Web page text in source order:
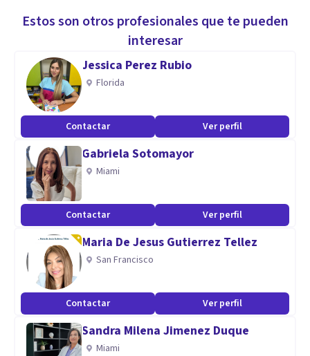
Estos son otros profesionales que te pueden
interesar
Jessica Perez Rubio
Florida
Contactar Ver perfil
Gabriela Sotomayor
Miami
Contactar Ver perfil
Maria De Jesus Gutierrez Tellez
San Francisco
Contactar Ver perfil
Sandra Milena Jimenez Duque
Miami